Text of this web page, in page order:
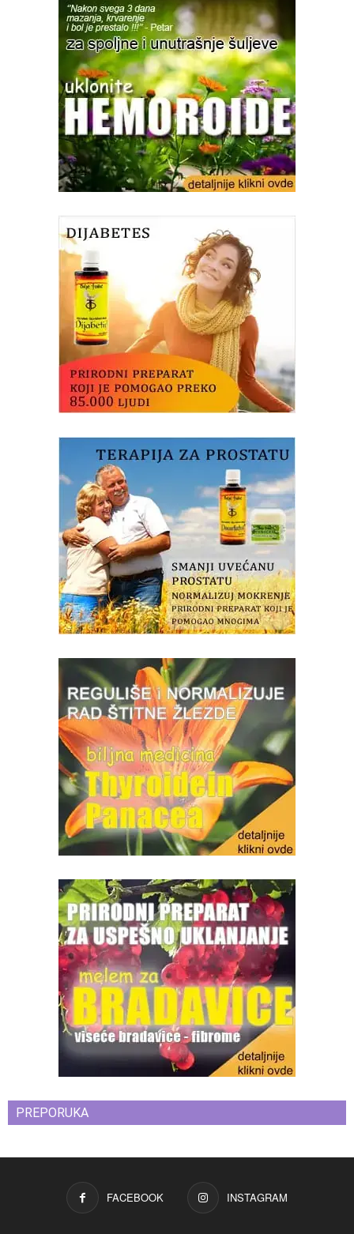
PREPORUKA
FACEBOOK INSTAGRAM